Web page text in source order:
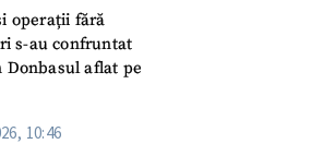
operații fără
s-au confruntat
aflat pe
10:46